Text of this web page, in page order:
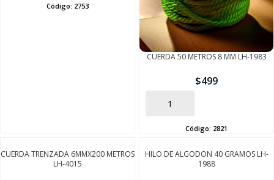
Código: 2753
CUERDA 50 METROS 8 MM LH-1983
$499
AÑADIR
Código: 2821
CUERDA TRENZADA 6MMX200 METROS
LH-4015
HILO DE ALGODON 40 GRAMOS LH-
1988